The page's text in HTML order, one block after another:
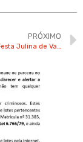
PRÓXIMO